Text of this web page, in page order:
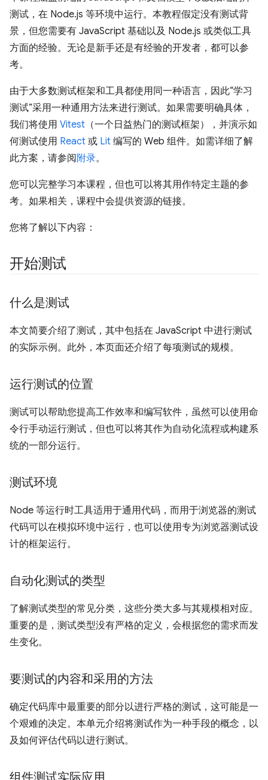
测试，在 Node.js 等环境中运行。本教程假定没有测试背
景，但您需要有 JavaScript 基础以及 Node.js 或类似工具
方面的经验。无论是新手还是有经验的开发者，都可以参
考。
由于大多数测试框架和工具都使用同一种语言，因此“学习
测试”采用一种通用方法来进行测试。如果需要明确具体，
我们将使用 Vitest （一个日益热门的测试框架），并演示如
何测试使用 React 或 Lit 编写的 Web 组件。如需详细了解
此方案，请参阅 附录。
您可以完整学习本课程，但也可以将其用作特定主题的参
考。如果相关，课程中会提供资源的链接。
您将了解以下内容：
开始测试
什么是测试
本文简要介绍了测试，其中包括在 JavaScript 中进行测试
的实际示例。此外，本页面还介绍了每项测试的规模。
运行测试的位置
测试可以帮助您提高工作效率和编写软件，虽然可以使用命
令行手动运行测试，但也可以将其作为自动化流程或构建系
统的一部分运行。
测试环境
Node 等运行时工具适用于通用代码，而用于浏览器的测试
代码可以在模拟环境中运行，也可以使用专为浏览器测试设
计的框架运行。
自动化测试的类型
了解测试类型的常见分类，这些分类大多与其规模相对应。
重要的是，测试类型没有严格的定义，会根据您的需求而发
生变化。
要测试的内容和采用的方法
确定代码库中最重要的部分以进行严格的测试，这可能是一
个艰难的决定。本单元介绍将测试作为一种手段的概念，以
及如何评估代码以进行测试。